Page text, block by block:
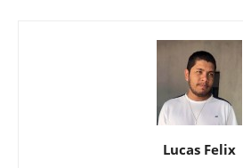
Lucas Felix